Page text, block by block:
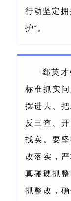
行动坚定拥
护”。
郄英
标准抓实
摆进去、
反三查、
找实。要
改落实，
真碰硬抓
抓整改，